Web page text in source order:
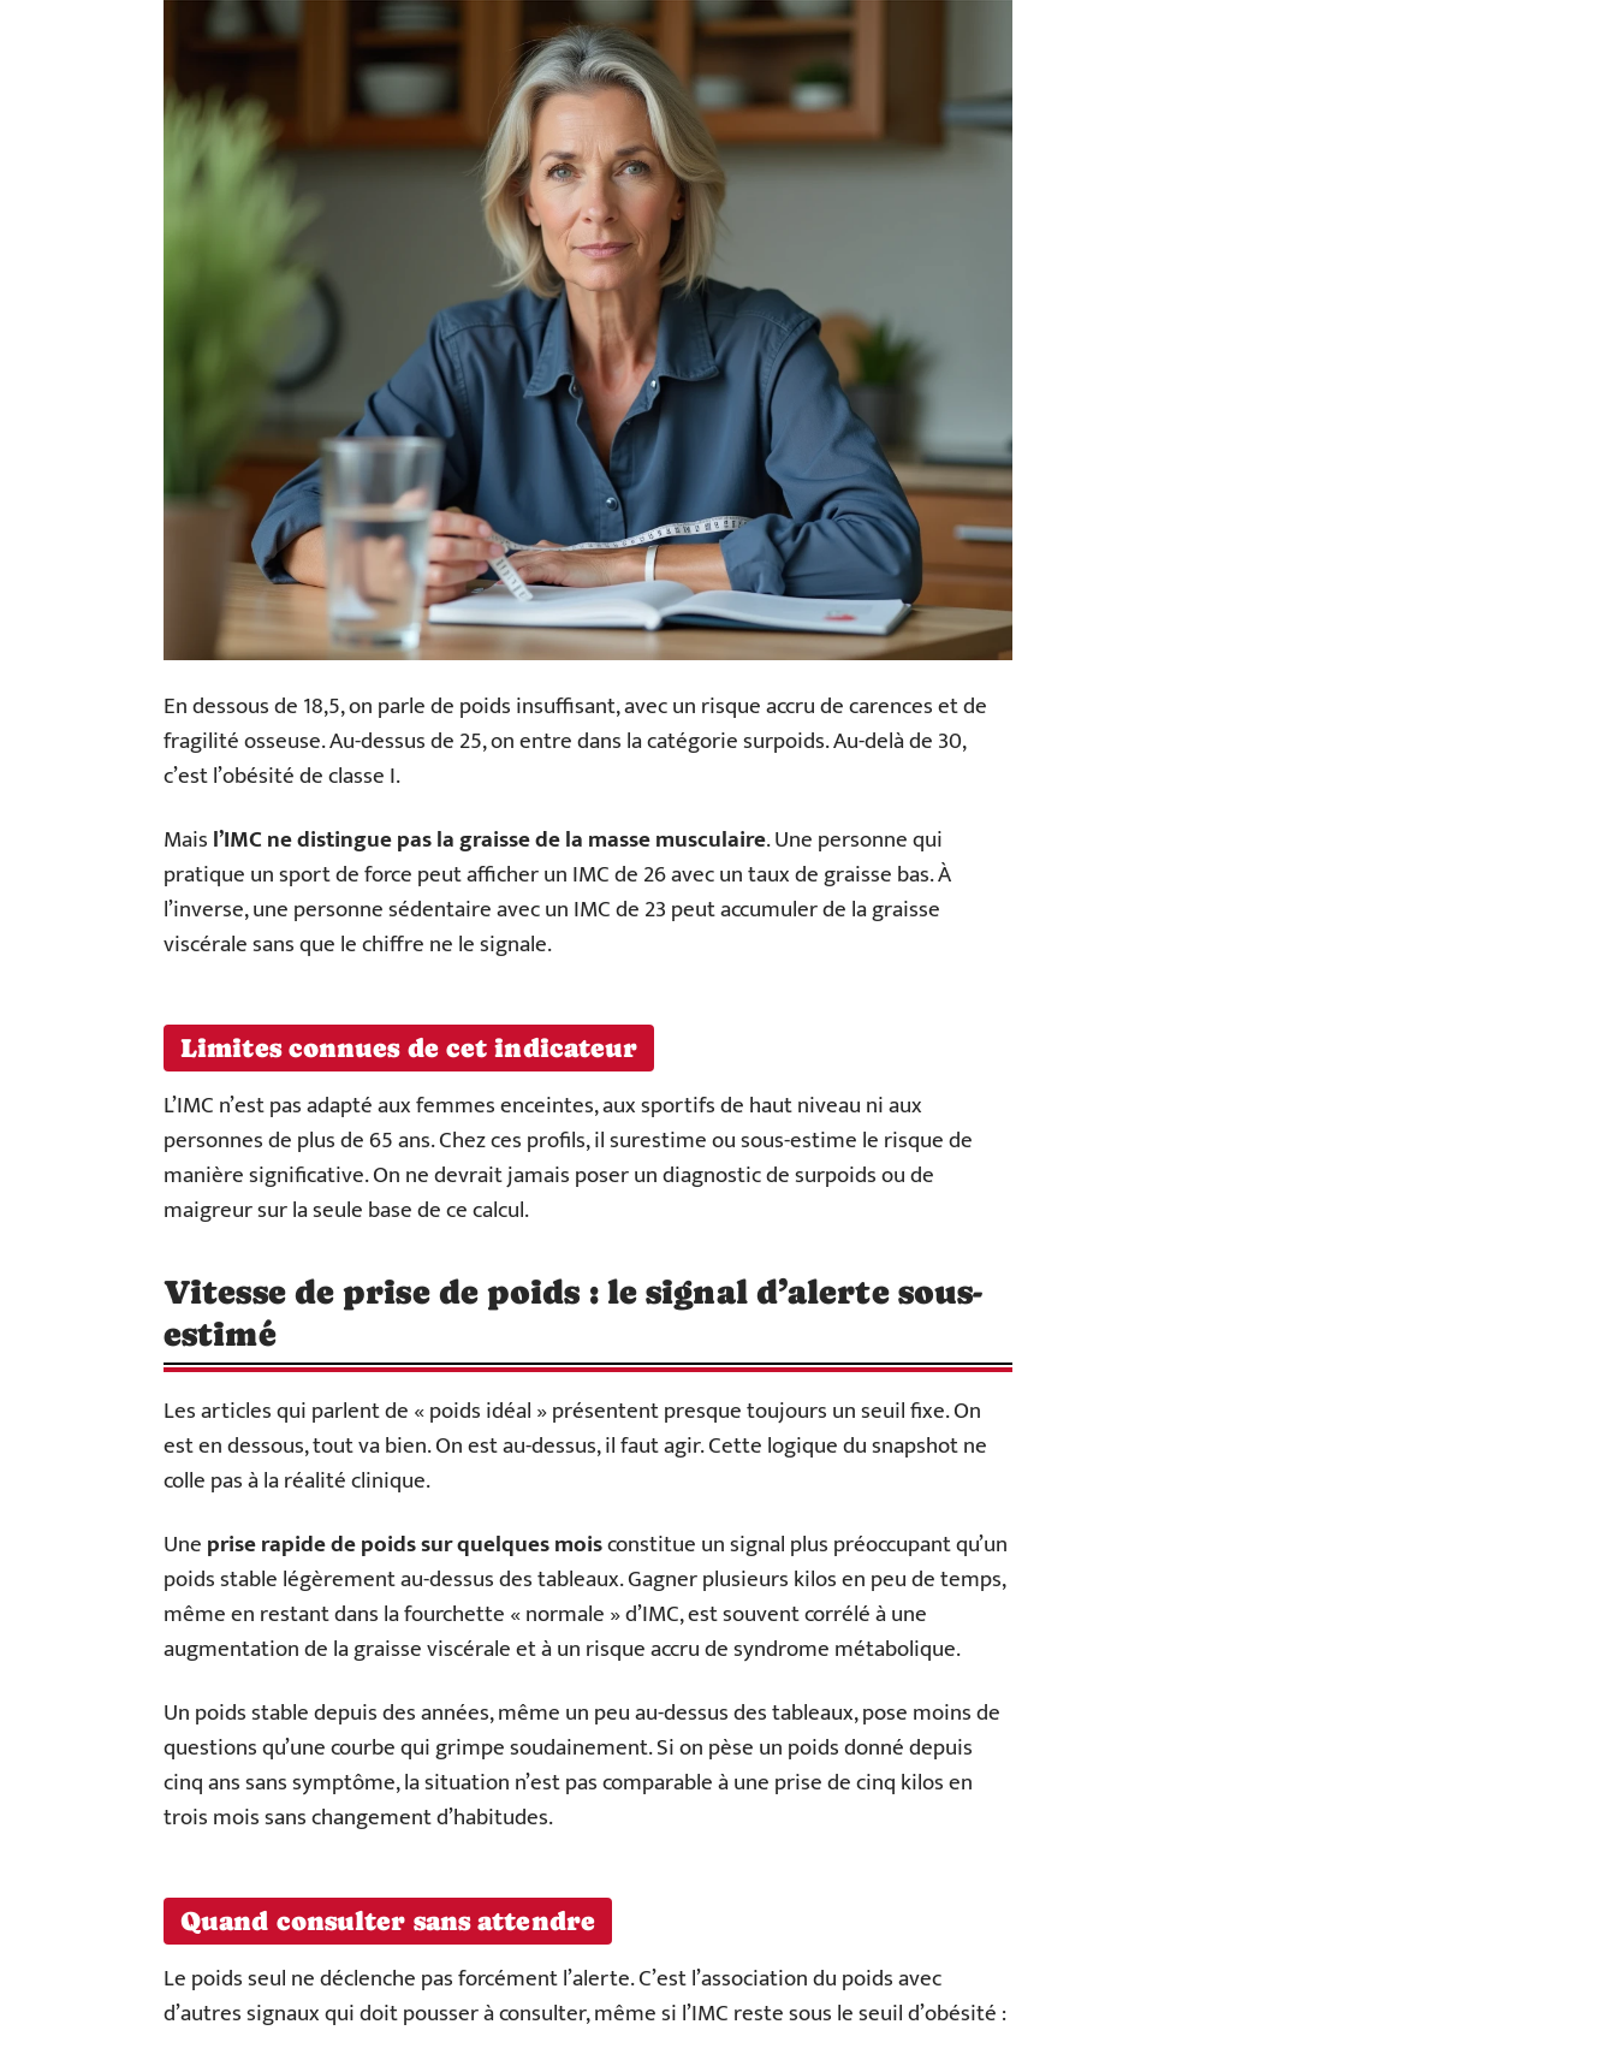
En dessous de 18,5, on parle de poids insuffisant, avec un risque accru de carences et de
fragilité osseuse. Au-dessus de 25, on entre dans la catégorie surpoids. Au-delà de 30,
c’est l’obésité de classe I.
Maisl’IMC ne distingue pas la graisse de la masse musculaire. Une personne qui
pratique un sport de force peut afficher un IMC de 26 avec un taux de graisse bas. À
l’inverse, une personne sédentaire avec un IMC de 23 peut accumuler de la graisse
viscérale sans que le chiffre ne le signale.
Limites connues de cet indicateur
L’IMC n’est pas adapté aux femmes enceintes, aux sportifs de haut niveau ni aux
personnes de plus de 65 ans. Chez ces profils, il surestime ou sous-estime le risque de
manière significative. On ne devrait jamais poser un diagnostic de surpoids ou de
maigreur sur la seule base de ce calcul.
Vitesse de prise de poids : le signal d’alerte sous-
estimé
Les articles qui parlent de « poids idéal » présentent presque toujours un seuil fixe. On
est en dessous, tout va bien. On est au-dessus, il faut agir. Cette logique du snapshot ne
colle pas à la réalité clinique.
Uneprise rapide de poids sur quelques moisconstitue un signal plus préoccupant qu’un
poids stable légèrement au-dessus des tableaux. Gagner plusieurs kilos en peu de temps,
même en restant dans la fourchette « normale » d’IMC, est souvent corrélé à une
augmentation de la graisse viscérale et à un risque accru de syndrome métabolique.
Un poids stable depuis des années, même un peu au-dessus des tableaux, pose moins de
questions qu’une courbe qui grimpe soudainement. Si on pèse un poids donné depuis
cinq ans sans symptôme, la situation n’est pas comparable à une prise de cinq kilos en
trois mois sans changement d’habitudes.
Quand consulter sans attendre
Le poids seul ne déclenche pas forcément l’alerte. C’est l’association du poids avec
d’autres signaux qui doit pousser à consulter, même si l’IMC reste sous le seuil d’obésité :